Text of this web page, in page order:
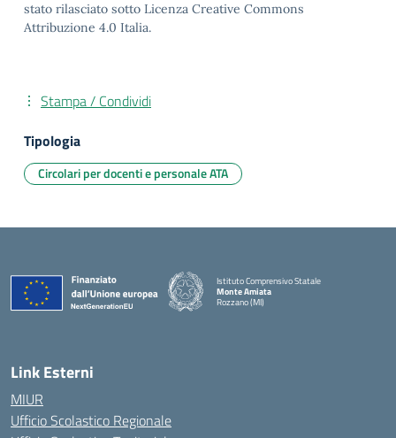
stato rilasciato sotto Licenza Creative Commons
Attribuzione 4.0 Italia.
Stampa / Condividi
Tipologia
Circolari per docenti e personale ATA
Istituto Comprensivo Statale
Monte Amiata
Rozzano (MI)
Link Esterni
MIUR
Ufficio Scolastico Regionale